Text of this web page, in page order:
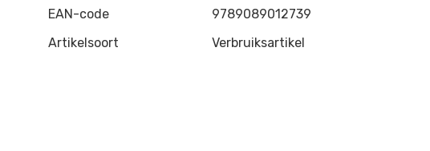
EAN-code
9789089012739
Artikelsoort
Verbruiksartikel